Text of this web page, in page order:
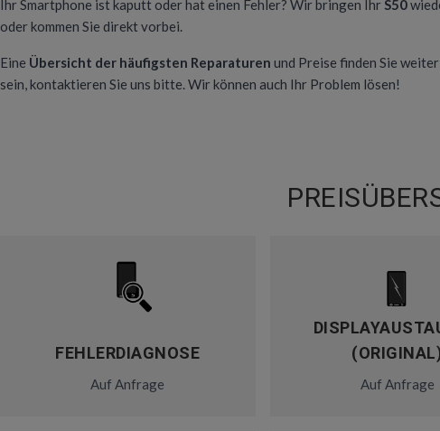
Ihr Smartphone ist kaputt oder hat einen Fehler? Wir bringen Ihr S50
oder kommen Sie direkt vorbei.
Eine Übersicht der häufigsten Reparaturen und Preise finden Sie
sein, kontaktieren Sie uns bitte. Wir können auch Ihr Problem lösen!
FEHLERDIAGNOSE
Auf Anfrage Auf Anfrage